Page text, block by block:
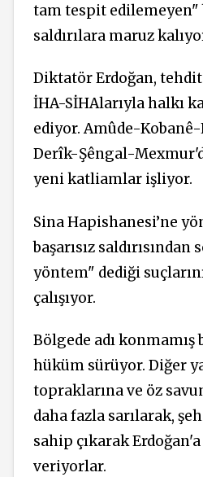
tam tespit edilemeyen"
saldırılara maruz
Diktatör Erdoğan,
İHA-SİHAlarıyla halkı
ediyor. Amûde-
Derîk-Şêngal-
yeni katliamlar işliyor.
Sina Hapishanesi’ne
başarısız
yöntem" dediği
çalışıyor.
Bölgede adı konmamış
hüküm sürüyor. Diğer
topraklarına ve öz
daha fazla sarılarak,
sahip çıkarak
veriyorlar.